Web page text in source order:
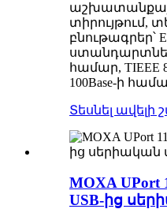
տիրույթում,
բնութագրեր՝
ստանդարտներ՝
համար, TIEEE
100Base-ի
Տեսնել
MOXA UPort
USB-ից